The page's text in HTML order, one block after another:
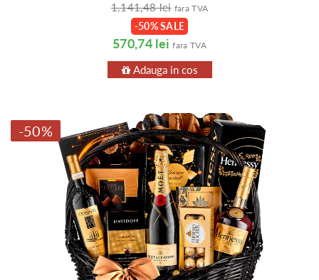
1.141,48 lei fara TVA
-50% SALE
570,74 lei fara TVA
Adauga in cos
-50%